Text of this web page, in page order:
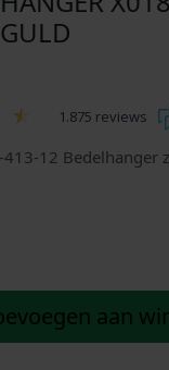
1.875 reviews
12 Bedelhanger
aan